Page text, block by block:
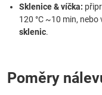
Sklenice & víčka:
120 °C ~10 min,
sklenic.
Poměry